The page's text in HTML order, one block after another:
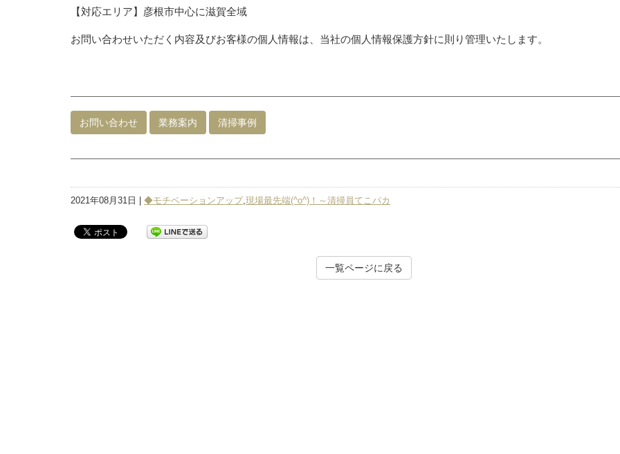
【対応エリア】彦根市中心に滋賀全域
お問い合わせいただく内容及びお客様の個人情報は、当社の個人情報保護方針に則り管理いたします。
お問い合わせ 業務案内 清掃事例
2021年08月31日 | ◆モチベーションアップ,現場最先端(^o^)！～清掃員てこパカ
一覧ページに戻る